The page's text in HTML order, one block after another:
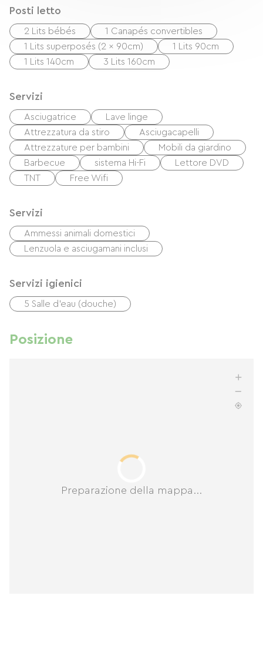
Plus de photos, une vidéo, une visite virtuelle,
une liste d'équipement, une carte avec itinéraire
et une description complète avec section FAQ
sont disponibles sur notre site chalet-le-
GRATUITEMENT PENDANT 24h
Posti letto
2 Lits bébés
1 Canapés convertibles
1 Lits superposés (2 x 90cm)
1 Lits 90cm
1 Lits 140cm
3 Lits 160cm
Servizi
Asciugatrice
Lave linge
Attrezzatura da stiro
Asciugacapelli
Attrezzature per bambini
Mobili da giardino
Barbecue
sistema Hi-Fi
Lettore DVD
TNT
Free Wifi
Servizi
Ammessi animali domestici
Lenzuola e asciugamani inclusi
Servizi igienici
5 Salle d'eau (douche)
Posizione
Preparazione della mappa...